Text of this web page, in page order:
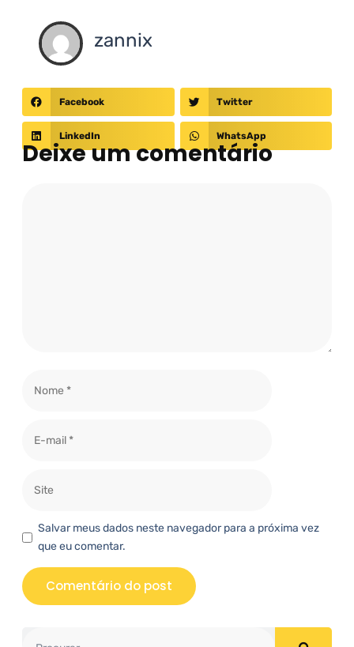
zannix
Facebook Twitter
LinkedIn WhatsApp
Deixe um comentário
Salvar meus dados neste navegador para a próxima vez
que eu comentar.